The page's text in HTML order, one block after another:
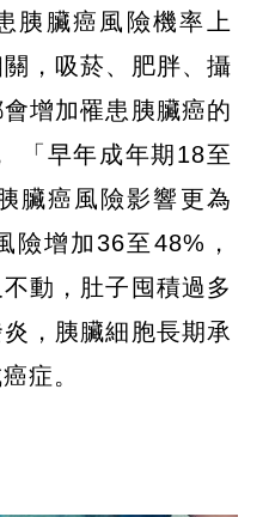
胰臟癌風險機率上
，吸菸、肥胖、攝
增加罹患胰臟癌的
「早年成年期18至
臟癌風險影響更為
險增加36至48%，
動，肚子囤積過多
，胰臟細胞長期承
症。